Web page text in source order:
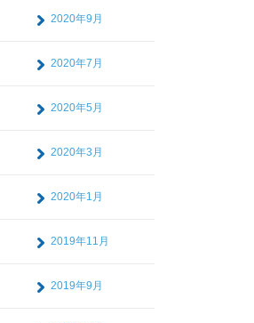
2020年9月
2020年7月
2020年5月
2020年3月
2020年1月
2019年11月
2019年9月